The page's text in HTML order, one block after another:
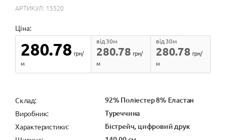
АРТИКУЛ: 15520
Ціна:
280.78 грн/
м
280.78
від 30м
грн/
м
280.78
від 30м
грн/
м
Cклад: 92% Поліестер 8% Еластан
Виробник: Туреччина
Характеристики: Бістрейч, цифровий друк